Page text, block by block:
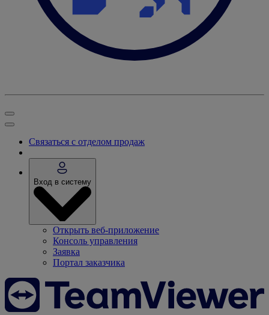
Связаться с отделом продаж
Вход в систему
Открыть веб-приложение
Консоль управления
Заявка
Портал заказчика